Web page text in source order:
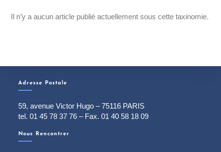
Il n’y a aucun article publié actuellement sous cette taxinomie.
Adresse Postale
59, avenue Victor Hugo – 75116 PARIS
tel. 01 45 78 37 76 – Fax. 01 40 58 18 09
Nous Rencontrer